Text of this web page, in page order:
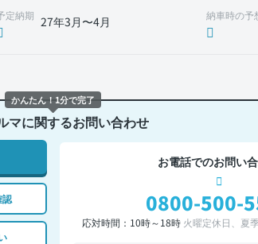
定納期 27年3月〜4月 納車時の予
マに関するお問い合わせ
認
お電話でのお問い
0800-500-
応対時間：10時～18時 火曜定休日、夏
かんたん！1分で完了